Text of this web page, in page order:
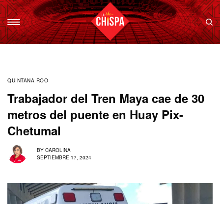
QUINTANA ROO
Trabajador del Tren Maya cae de 30
metros del puente en Huay Pix-
Chetumal
BY CAROLINA
SEPTIEMBRE 17, 2024